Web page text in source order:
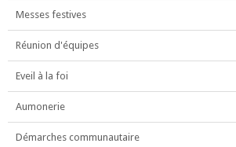
Messes festives
Réunion d'équipes
Eveil à la foi
Aumonerie
Démarches communautaire